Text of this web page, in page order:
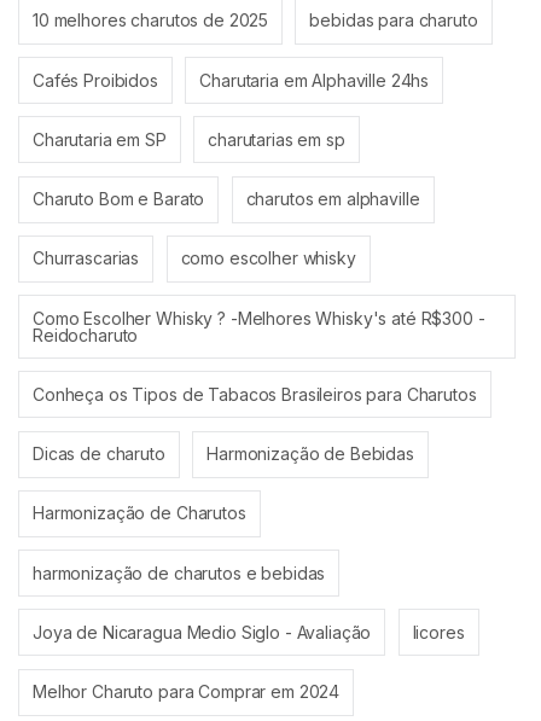
10 melhores charutos de 2025 bebidas para charuto
Cafés Proibidos Charutaria em Alphaville 24hs
Charutaria em SP charutarias em sp
Charuto Bom e Barato charutos em alphaville
Churrascarias como escolher whisky
Como Escolher Whisky ? -Melhores Whisky's até R$300 -
Reidocharuto
Conheça os Tipos de Tabacos Brasileiros para Charutos
Dicas de charuto Harmonização de Bebidas
Harmonização de Charutos
harmonização de charutos e bebidas
Joya de Nicaragua Medio Siglo - Avaliação licores
Melhor Charuto para Comprar em 2024